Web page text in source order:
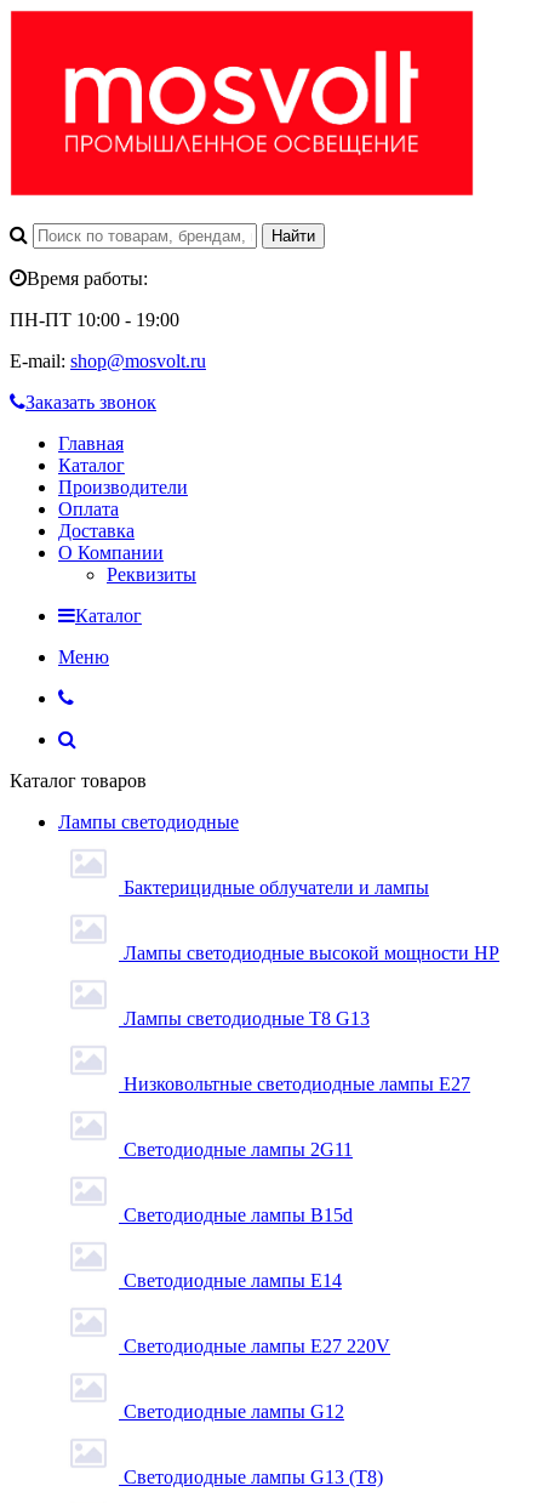
Время работы:
ПН-ПТ 10:00 - 19:00
E-mail: shop@mosvolt.ru
Заказать звонок
Главная
Каталог
Производители
Оплата
Доставка
О Компании
Реквизиты
Каталог
Меню
Каталог товаров
Лампы светодиодные
Бактерицидные облучатели и лампы
Лампы светодиодные высокой мощности HP
Лампы светодиодные Т8 G13
Низковольтные светодиодные лампы E27
Светодиодные лампы 2G11
Светодиодные лампы B15d
Светодиодные лампы E14
Светодиодные лампы E27 220V
Светодиодные лампы G12
Светодиодные лампы G13 (T8)